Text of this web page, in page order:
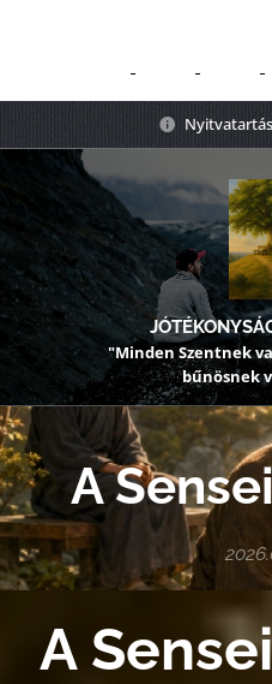
"Minden Szentnek
bűnösnek
A
A